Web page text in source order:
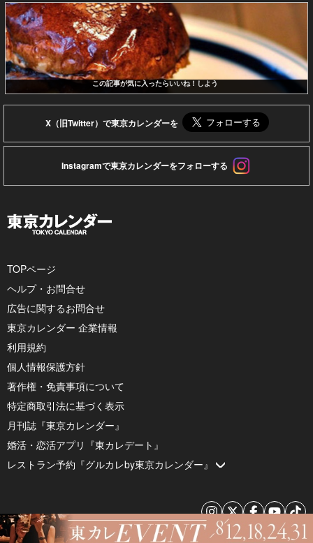
この記事が気に入ったらいいね！しよう
X（旧Twitter）で東京カレンダーを
Instagramで東京カレンダーをフォローする
TOPページ
ヘルプ・お問合せ
広告に関するお問合せ
東京カレンダー 企業情報
利用規約
個人情報保護方針
著作権・免責事項について
特定商取引法に基づく表示
月刊誌『東京カレンダー』
婚活・恋活アプリ『東カレデート』
レストラン予約『グルカレby東京カレンダー』
© 2026 by Tokyo Calendar, Inc.